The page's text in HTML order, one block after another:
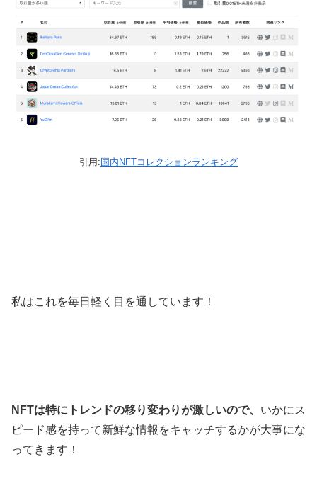
引用: 国内NFTコレクションランキング
私はこれを毎日軽く目を通しています！
NFTは特にトレンドの移り変わりが激しいので、 いかにス
ピード感を持って新鮮な情報をキャッチするかが大事にな
ってきます！